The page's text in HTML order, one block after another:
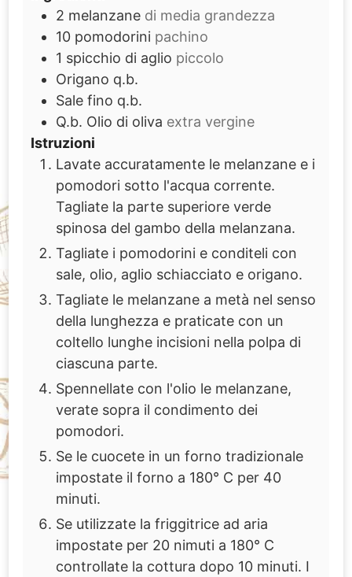
2 melanzane di media grandezza
10 pomodorini pachino
1 spicchio di aglio piccolo
Origano q.b.
Sale fino q.b.
Q.b. Olio di oliva extra vergine
Istruzioni
Lavate accuratamente le melanzane e i
pomodori sotto l'acqua corrente.
Tagliate la parte superiore verde
spinosa del gambo della melanzana.
Tagliate i pomodorini e conditeli con
sale, olio, aglio schiacciato e origano.
Tagliate le melanzane a metà nel senso
della lunghezza e praticate con un
coltello lunghe incisioni nella polpa di
ciascuna parte.
Spennellate con l'olio le melanzane,
verate sopra il condimento dei
pomodori.
Se le cuocete in un forno tradizionale
impostate il forno a 180° C per 40
minuti.
Se utilizzate la friggitrice ad aria
impostate per 20 nimuti a 180° C
controllate la cottura dopo 10 minuti. I